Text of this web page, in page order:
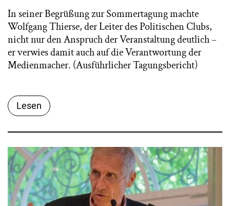
In seiner Begrüßung zur Sommertagung machte
Wolfgang Thierse, der Leiter des Politischen Clubs,
nicht nur den Anspruch der Veranstaltung deutlich –
er verwies damit auch auf die Verantwortung der
Medienmacher. (Ausführlicher Tagungsbericht)
Lesen